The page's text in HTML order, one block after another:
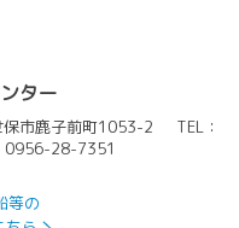
ター
保市鹿子前町1053-2
TEL：
0956-28-7351
等の